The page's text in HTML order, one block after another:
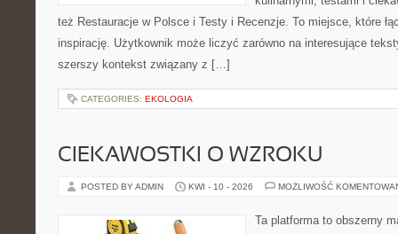
też Restauracje w Polsce i Testy i Recenzje. To miejsce, które
inspirację. Użytkownik może liczyć zarówno na interesujące
szerszy kontekst związany z […]
CATEGORIES: EKOLOGIA
CIEKAWOSTKI O WZROKU
POSTED BY ADMIN KWI - 10 - 2026 MOŻLIWOŚĆ
Ta platforma to obszerny